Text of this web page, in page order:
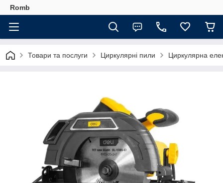
Romb
Товари та послуги Циркулярні пили Циркулярна